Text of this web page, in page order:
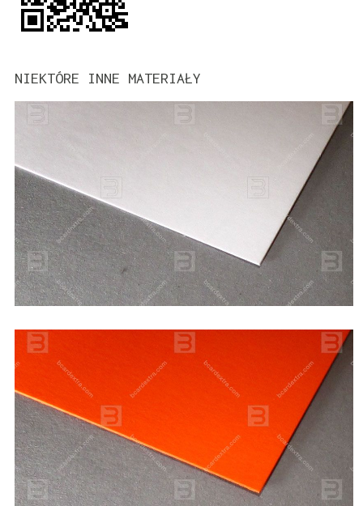
NIEKTÓRE INNE MATERIAŁY